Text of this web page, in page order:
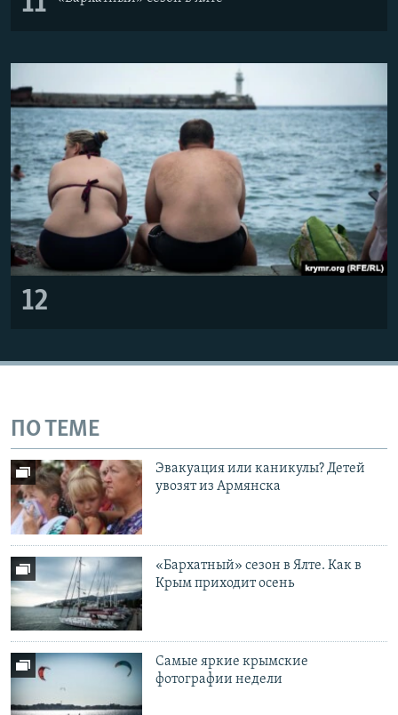
12
ПО ТЕМЕ
Эвакуация или каникулы? Детей
увозят из Армянска
«Бархатный» сезон в Ялте. Как в
Крым приходит осень
Самые яркие крымские
фотографии недели